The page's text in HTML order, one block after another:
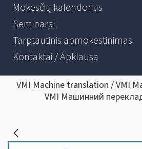
Mokesčių kalendorius
Seminarai
Tarptautinis apmokestinimas
Kontaktai / Apklausa
VMI Machine translation / VMI
VMI Машинний